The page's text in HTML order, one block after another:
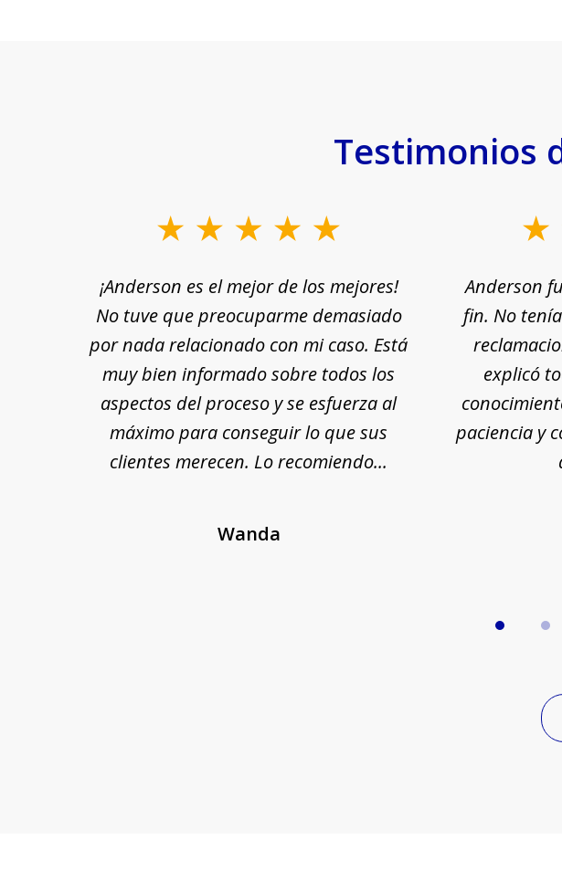
Testimonios
¡Anderson es el mejor de los mejores!
No tuve que preocuparme demasiado
por nada relacionado con mi caso. Está
muy bien informado sobre todos los
aspectos del proceso y se esfuerza al
máximo para conseguir lo que sus
clientes merecen. Lo recomiendo...
Wanda
Anderson
fin. No
explicó
paciencia y